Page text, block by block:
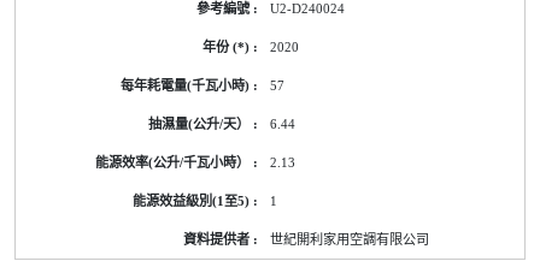
U2-D240024
2020
57
6.44
2.13
1
世紀開利家用空調有限公司